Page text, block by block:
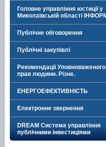
Головне управління юстиції у
Миколаївській області
Публічне обговорення
Публічні закупівлі
Рекомендації
прав людини. Різне.
ЕНЕРГОЕФЕКТИВНІСТЬ
Електронне звернення
DREAM Система управління
публічними інвестиціями